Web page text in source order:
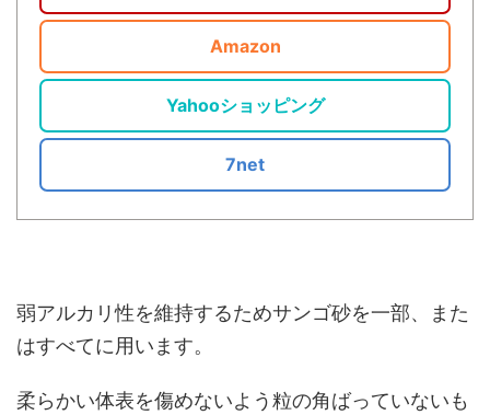
Amazon
Yahooショッピング
7net
弱アルカリ性を維持するためサンゴ砂を一部、また
はすべてに用います。
柔らかい体表を傷めないよう粒の角ばっていないも